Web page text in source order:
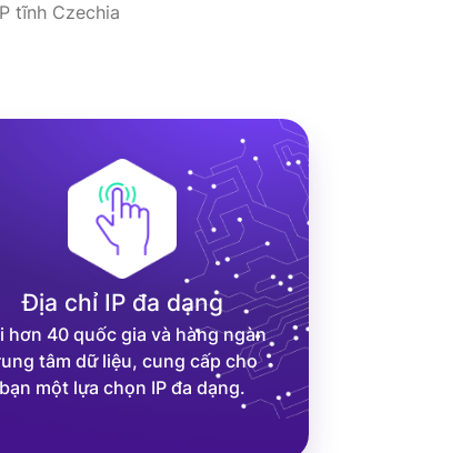
tĩnh Czechia
Địa chỉ IP đa dạng
hơn 40 quốc gia và hàng ngàn
tâm dữ liệu, cung cấp cho
bạn một lựa chọn IP đa dạng.